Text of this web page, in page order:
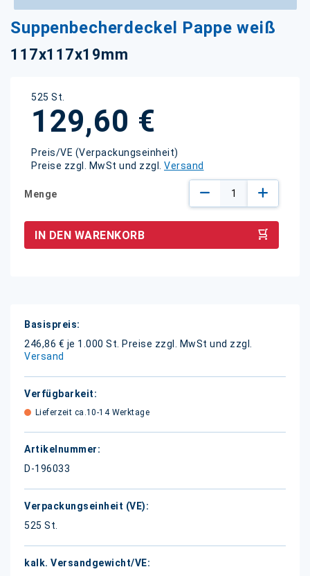
Suppenbecherdeckel Pappe weiß
117x117x19mm
525 St.
129,60 €
Preis/VE (Verpackungseinheit)
Preise zzgl. MwSt und zzgl. Versand
Menge
IN DEN WARENKORB
Weitere
Informationen
246,86 € je 1.000 St.
Preise zzgl. MwSt und zzgl.
Versand
Lieferzeit ca.10-14 Werktage
D-196033
525 St.
Anfang
der
Bildgalerie